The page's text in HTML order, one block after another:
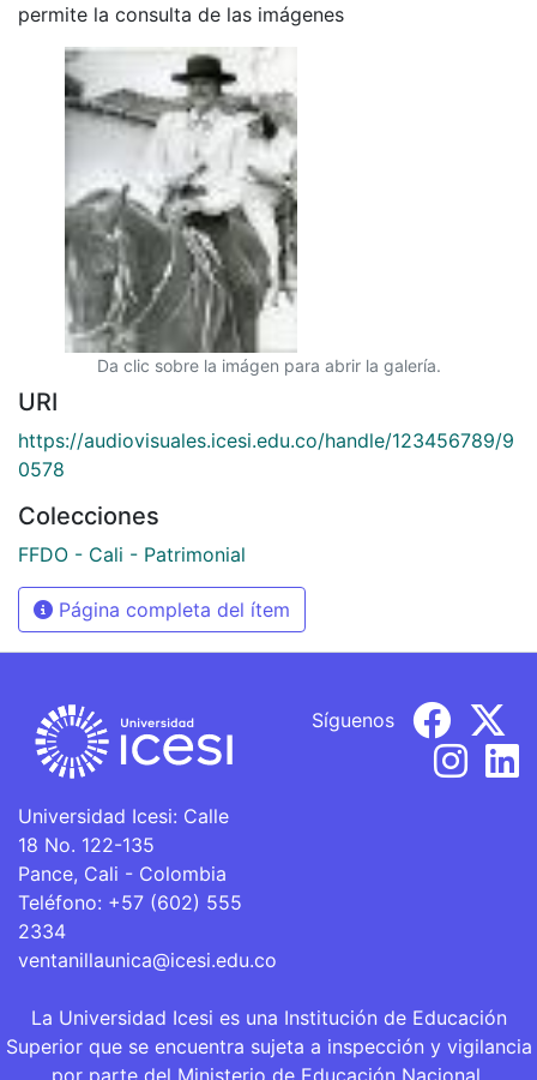
permite la consulta de las imágenes
Da clic sobre la imágen para abrir la galería.
URI
https://audiovisuales.icesi.edu.co/handle/123456789/9
0578
Colecciones
FFDO - Cali - Patrimonial
Página completa del ítem
Universidad Icesi: Calle
18 No. 122-135
Pance, Cali - Colombia
Teléfono: +57 (602) 555
2334
ventanillaunica@icesi.edu.co
Síguenos
La Universidad Icesi es una Institución de Educación
Superior que se encuentra sujeta a inspección y vigilancia
por parte del Ministerio de Educación Nacional.